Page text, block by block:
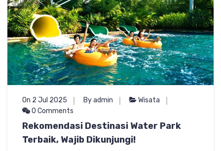
On 2 Jul 2025 By admin
Wisata
0 Comments
Rekomendasi Destinasi Water Park
Terbaik, Wajib Dikunjungi!